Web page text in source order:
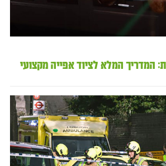
המדריך המלא לציוד אפייה מקצועי